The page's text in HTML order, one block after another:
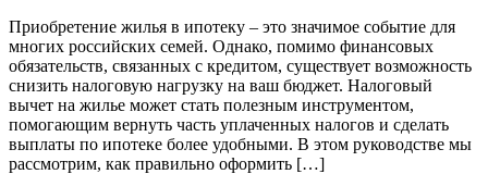
Приобретение жилья в ипотеку – это значимое событие для
многих российских семей. Однако, помимо финансовых
обязательств, связанных с кредитом, существует возможность
снизить налоговую нагрузку на ваш бюджет. Налоговый
вычет на жилье может стать полезным инструментом,
помогающим вернуть часть уплаченных налогов и сделать
выплаты по ипотеке более удобными. В этом руководстве мы
рассмотрим, как правильно оформить […]